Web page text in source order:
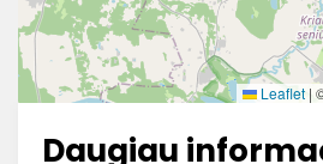
Leaflet |
Daugiau